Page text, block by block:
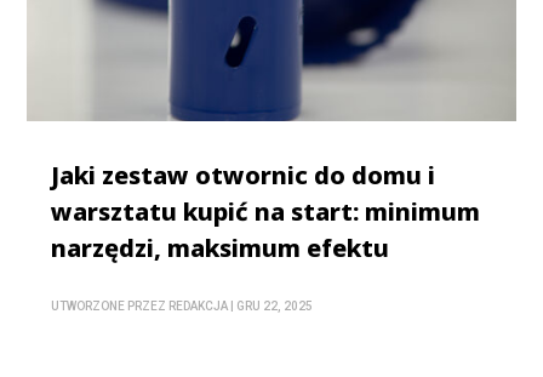
Jaki zestaw otwornic do domu i
warsztatu kupić na start: minimum
narzędzi, maksimum efektu
UTWORZONE PRZEZ REDAKCJA GRU 22, 2025